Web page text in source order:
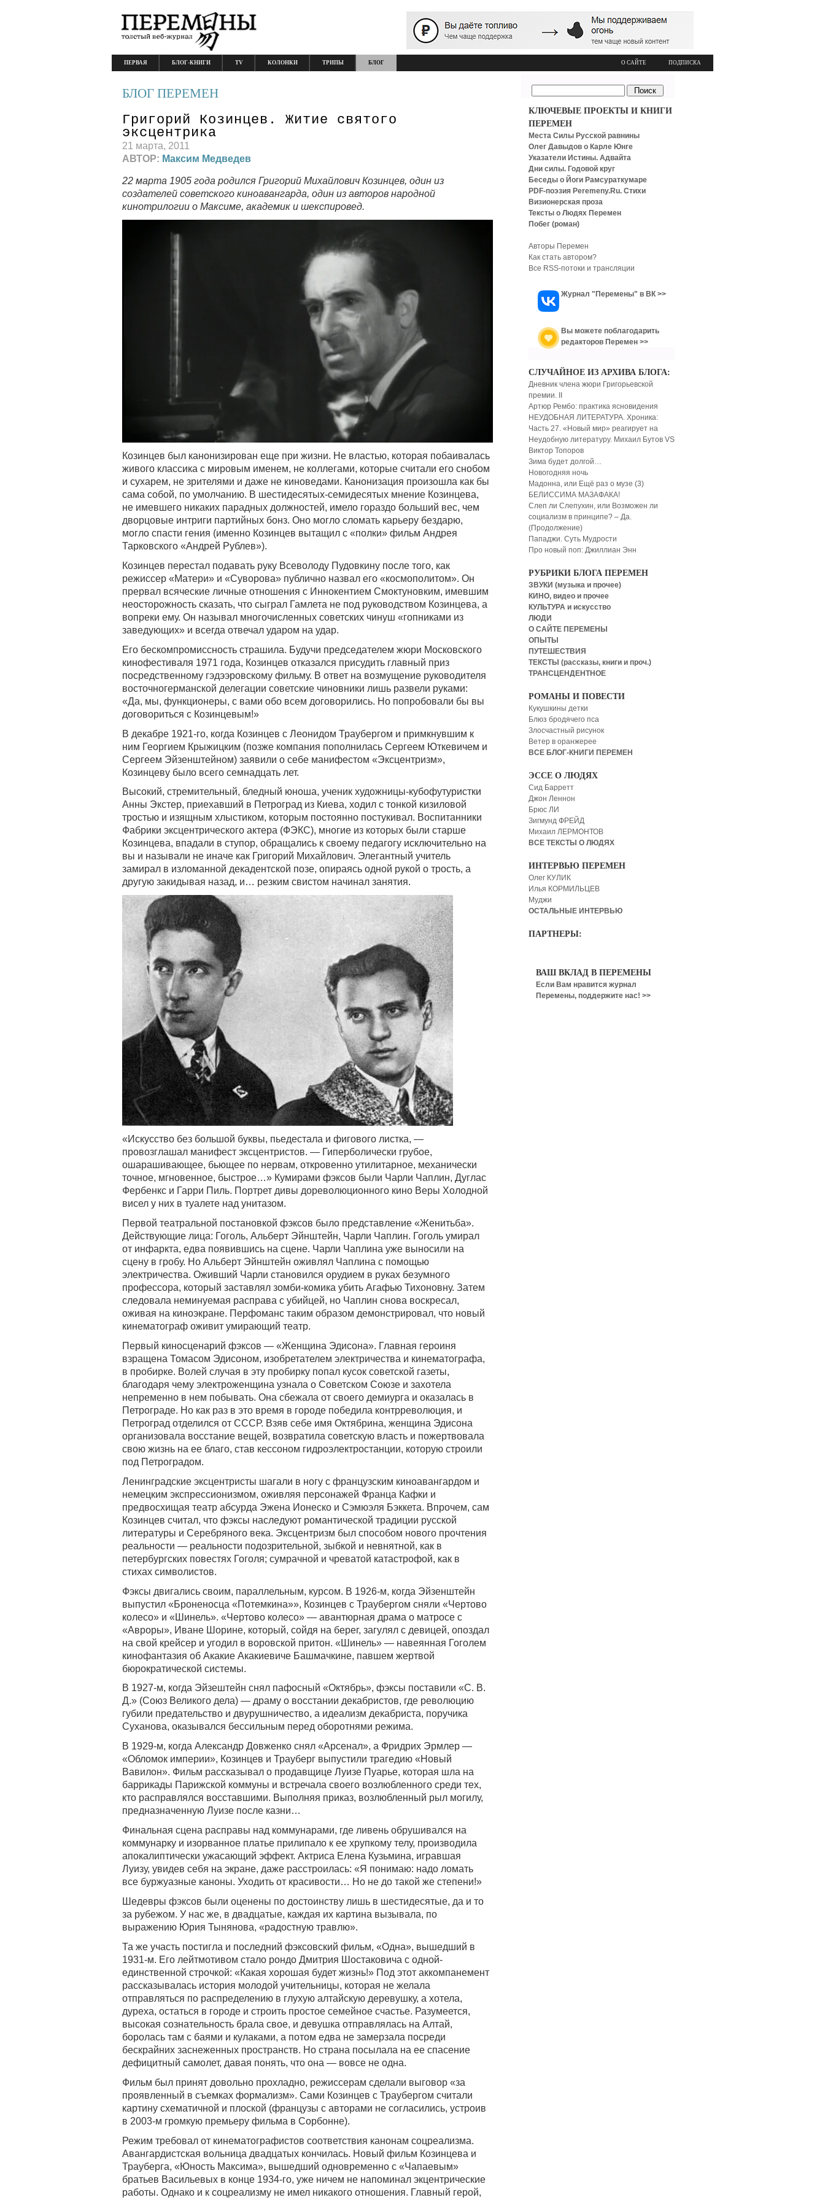
О САЙТЕ ПОДПИСКА
ПЕРВАЯ БЛОГ-КНИГИ TV КОЛОНКИ ТРИПЫ БЛОГ
БЛОГ ПЕРЕМЕН
Григорий Козинцев. Житие святого
эксцентрика
21 марта, 2011
АВТОР: Максим Медведев
22 марта 1905 года родился Григорий Михайлович Козинцев, один из
создателей советского киноавангарда, один из авторов народной
кинотрилогии о Максиме, академик и шекспировед.
Козинцев был канонизирован еще при жизни. Не властью, которая побаивалась
живого классика с мировым именем, не коллегами, которые считали его снобом
и сухарем, не зрителями и даже не киноведами. Канонизация произошла как бы
сама собой, по умолчанию. В шестидесятых-семидесятых мнение Козинцева,
не имевшего никаких парадных должностей, имело гораздо больший вес, чем
дворцовые интриги партийных бонз. Оно могло сломать карьеру бездарю,
могло спасти гения (именно Козинцев вытащил с «полки» фильм Андрея
Тарковского «Андрей Рублев»).
Козинцев перестал подавать руку Всеволоду Пудовкину после того, как
режиссер «Матери» и «Суворова» публично назвал его «космополитом». Он
прервал всяческие личные отношения с Иннокентием Смоктуновким, имевшим
неосторожность сказать, что сыграл Гамлета не под руководством Козинцева, а
вопреки ему. Он называл многочисленных советских чинуш «гопниками из
заведующих» и всегда отвечал ударом на удар.
Его бескомпромиссность страшила. Будучи председателем жюри Московского
кинофестиваля 1971 года, Козинцев отказался присудить главный приз
посредственному гэдээровскому фильму. В ответ на возмущение руководителя
восточногерманской делегации советские чиновники лишь развели руками:
«Да, мы, функционеры, с вами обо всем договорились. Но попробовали бы вы
договориться с Козинцевым!»
В декабре 1921-го, когда Козинцев с Леонидом Траубергом и примкнувшим к
ним Георгием Крыжицким (позже компания пополнилась Сергеем Юткевичем и
Сергеем Эйзенштейном) заявили о себе манифестом «Эксцентризм»,
Козинцеву было всего семнадцать лет.
Высокий, стремительный, бледный юноша, ученик художницы-кубофутуристки
Анны Экстер, приехавший в Петроград из Киева, ходил с тонкой кизиловой
тростью и изящным хлыстиком, которым постоянно постукивал. Воспитанники
Фабрики эксцентрического актера (ФЭКС), многие из которых были старше
Козинцева, впадали в ступор, обращались к своему педагогу исключительно на
вы и называли не иначе как Григорий Михайлович. Элегантный учитель
замирал в изломанной декадентской позе, опираясь одной рукой о трость, а
другую закидывая назад, и… резким свистом начинал занятия.
«Искусство без большой буквы, пьедестала и фигового листка, —
провозглашал манифест эксцентристов. — Гиперболически грубое,
ошарашивающее, бьющее по нервам, откровенно утилитарное, механически
точное, мгновенное, быстрое…» Кумирами фэксов были Чарли Чаплин, Дуглас
Фербенкс и Гарри Пиль. Портрет дивы дореволюционного кино Веры Холодной
висел у них в туалете над унитазом.
Первой театральной постановкой фэксов было представление «Женитьба».
Действующие лица: Гоголь, Альберт Эйнштейн, Чарли Чаплин. Гоголь умирал
от инфаркта, едва появившись на сцене. Чарли Чаплина уже выносили на
сцену в гробу. Но Альберт Эйнштейн оживлял Чаплина с помощью
электричества. Оживший Чарли становился орудием в руках безумного
профессора, который заставлял зомби-комика убить Агафью Тихоновну. Затем
следовала неминуемая расправа с убийцей, но Чаплин снова воскресал,
оживая на киноэкране. Перфоманс таким образом демонстрировал, что новый
кинематограф оживит умирающий театр.
Первый киносценарий фэксов — «Женщина Эдисона». Главная героиня
взращена Томасом Эдисоном, изобретателем электричества и кинематографа,
в пробирке. Волей случая в эту пробирку попал кусок советской газеты,
благодаря чему электроженщина узнала о Советском Союзе и захотела
непременно в нем побывать. Она сбежала от своего демиурга и оказалась в
Петрограде. Но как раз в это время в городе победила контрреволюция, и
Петроград отделился от СССР. Взяв себе имя Октябрина, женщина Эдисона
организовала восстание вещей, возвратила советскую власть и пожертвовала
свою жизнь на ее благо, став кессоном гидроэлектростанции, которую строили
под Петроградом.
Ленинградские эксцентристы шагали в ногу с французским киноавангардом и
немецким экспрессионизмом, оживляя персонажей Франца Кафки и
предвосхищая театр абсурда Эжена Ионеско и Сэмюэля Бэккета. Впрочем, сам
Козинцев считал, что фэксы наследуют романтической традиции русской
литературы и Серебряного века. Эксцентризм был способом нового прочтения
реальности — реальности подозрительной, зыбкой и невнятной, как в
петербургских повестях Гоголя; сумрачной и чреватой катастрофой, как в
стихах символистов.
Фэксы двигались своим, параллельным, курсом. В 1926-м, когда Эйзенштейн
выпустил «Броненосца «Потемкина»», Козинцев с Траубергом сняли «Чертово
колесо» и «Шинель». «Чертово колесо» — авантюрная драма о матросе с
«Авроры», Иване Шорине, который, сойдя на берег, загулял с девицей, опоздал
на свой крейсер и угодил в воровской притон. «Шинель» — навеянная Гоголем
кинофантазия об Акакие Акакиевиче Башмачкине, павшем жертвой
бюрократической системы.
В 1927-м, когда Эйзештейн снял пафосный «Октябрь», фэксы поставили «С. В.
Д.» (Союз Великого дела) — драму о восстании декабристов, где революцию
губили предательство и двурушничество, а идеализм декабриста, поручика
Суханова, оказывался бессильным перед оборотнями режима.
В 1929-м, когда Александр Довженко снял «Арсенал», а Фридрих Эрмлер —
«Обломок империи», Козинцев и Трауберг выпустили трагедию «Новый
Вавилон». Фильм рассказывал о продавщице Луизе Пуарье, которая шла на
баррикады Парижской коммуны и встречала своего возлюбленного среди тех,
кто расправлялся восставшими. Выполняя приказ, возлюбленный рыл могилу,
предназначенную Луизе после казни…
Финальная сцена расправы над коммунарами, где ливень обрушивался на
коммунарку и изорванное платье прилипало к ее хрупкому телу, производила
апокалиптически ужасающий эффект. Актриса Елена Кузьмина, игравшая
Луизу, увидев себя на экране, даже расстроилась: «Я понимаю: надо ломать
все буржуазные каноны. Уходить от красивости… Но не до такой же степени!»
Шедевры фэксов были оценены по достоинству лишь в шестидесятые, да и то
за рубежом. У нас же, в двадцатые, каждая их картина вызывала, по
выражению Юрия Тынянова, «радостную травлю».
Та же участь постигла и последний фэксовский фильм, «Одна», вышедший в
1931-м. Его лейтмотивом стало рондо Дмитрия Шостаковича с одной-
единственной строчкой: «Какая хорошая будет жизнь!» Под этот аккомпанемент
рассказывалась история молодой учительницы, которая не желала
отправляться по распределению в глухую алтайскую деревушку, а хотела,
дуреха, остаться в городе и строить простое семейное счастье. Разумеется,
высокая сознательность брала свое, и девушка отправлялась на Алтай,
боролась там с баями и кулаками, а потом едва не замерзала посреди
бескрайних заснеженных пространств. Но страна посылала на ее спасение
дефицитный самолет, давая понять, что она — вовсе не одна.
Фильм был принят довольно прохладно, режиссерам сделали выговор «за
проявленный в съемках формализм». Сами Козинцев с Траубергом считали
картину схематичной и плоской (французы с авторами не согласились, устроив
в 2003-м громкую премьеру фильма в Сорбонне).
Режим требовал от кинематографистов соответствия канонам соцреализма.
Авангардистская вольница двадцатых кончилась. Новый фильм Козинцева и
Трауберга, «Юность Максима», вышедший одновременно с «Чапаевым»
братьев Васильевых в конце 1934-го, уже ничем не напоминал экцентрические
работы. Однако и к соцреализму не имел никакого отношения. Главный герой,
КЛЮЧЕВЫЕ ПРОЕКТЫ И КНИГИ
ПЕРЕМЕН
Места Силы Русской равнины
Олег Давыдов о Карле Юнге
Указатели Истины. Адвайта
Дни силы. Годовой круг
Беседы о Йоги Рамсураткумаре
PDF-поэзия Peremeny.Ru. Стихи
Визионерская проза
Тексты о Людях Перемен
Побег (роман)
Авторы Перемен
Как стать автором?
Все RSS-потоки и трансляции
Журнал "Перемены" в ВК >>
Вы можете поблагодарить
редакторов Перемен >>
СЛУЧАЙНОЕ ИЗ АРХИВА БЛОГА:
Дневник члена жюри Григорьевской
премии. II
Артюр Рембо: практика ясновидения
НЕУДОБНАЯ ЛИТЕРАТУРА. Хроника:
Часть 27. «Новый мир» реагирует на
Неудобную литературу. Михаил Бутов VS
Виктор Топоров
Зима будет долгой…
Новогодняя ночь
Мадонна, или Ещё раз о музе (3)
БЕЛИССИМА МАЗАФАКА!
Слеп ли Слепухин, или Возможен ли
социализм в принципе? – Да.
(Продолжение)
Пападжи. Суть Мудрости
Про новый поп: Джиллиан Энн
РУБРИКИ БЛОГА ПЕРЕМЕН
ЗВУКИ (музыка и прочее)
КИНО, видео и прочее
КУЛЬТУРА и искусство
ЛЮДИ
О САЙТЕ ПЕРЕМЕНЫ
ОПЫТЫ
ПУТЕШЕСТВИЯ
ТЕКСТЫ (рассказы, книги и проч.)
ТРАНСЦЕНДЕНТНОЕ
РОМАНЫ И ПОВЕСТИ
Кукушкины детки
Блюз бродячего пса
Злосчастный рисунок
Ветер в оранжерее
ВСЕ БЛОГ-КНИГИ ПЕРЕМЕН
ЭССЕ О ЛЮДЯХ
Сид Барретт
Джон Леннон
Брюс ЛИ
Зигмунд ФРЕЙД
Михаил ЛЕРМОНТОВ
ВСЕ ТЕКСТЫ О ЛЮДЯХ
ИНТЕРВЬЮ ПЕРЕМЕН
Олег КУЛИК
Илья КОРМИЛЬЦЕВ
Муджи
ОСТАЛЬНЫЕ ИНТЕРВЬЮ
ПАРТНЕРЫ:
ВАШ ВКЛАД В ПЕРЕМЕНЫ
Если Вам нравится журнал
Перемены, поддержите нас! >>